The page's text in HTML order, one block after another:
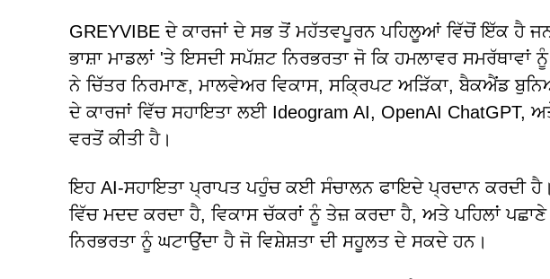
GREYVIBE ਦੇ ਕਾਰਜਾਂ ਦੇ ਸਭ ਤੋਂ ਮਹੱਤਵਪੂਰਨ ਪਹਿਲੂਆਂ ਵਿੱਚੋਂ ਇੱਕ ਹੈ
ਭਾਸ਼ਾ ਮਾਡਲਾਂ 'ਤੇ ਇਸਦੀ ਸਪੱਸ਼ਟ ਨਿਰਭਰਤਾ ਜੋ ਕਿ ਹਮਲਾਵਰ
ਨੇ ਚਿੱਤਰ ਨਿਰਮਾਣ, ਮਾਲਵੇਅਰ ਵਿਕਾਸ, ਸਕ੍ਰਿਪਟ ਅੜਿੱਕਾ, ਬੈਕਐਂਡ
ਦੇ ਕਾਰਜਾਂ ਵਿੱਚ ਸਹਾਇਤਾ ਲਈ Ideogram AI, OpenAI ChatGPT,
ਵਰਤੋਂ ਕੀਤੀ ਹੈ।
ਇਹ AI-ਸਹਾਇਤਾ ਪ੍ਰਾਪਤ ਪਹੁੰਚ ਕਈ ਸੰਚਾਲਨ ਫਾਇਦੇ ਪ੍ਰਦਾਨ ਕਰਦੀ
ਵਿੱਚ ਮਦਦ ਕਰਦਾ ਹੈ, ਵਿਕਾਸ ਚੱਕਰਾਂ ਨੂੰ ਤੇਜ਼ ਕਰਦਾ ਹੈ, ਅਤੇ ਪਹਿਲਾਂ
ਨਿਰਭਰਤਾ ਨੂੰ ਘਟਾਉਂਦਾ ਹੈ ਜੋ ਵਿਸ਼ੇਸ਼ਤਾ ਦੀ ਸਹੂਲਤ ਦੇ ਸਕਦੇ ਹਨ।